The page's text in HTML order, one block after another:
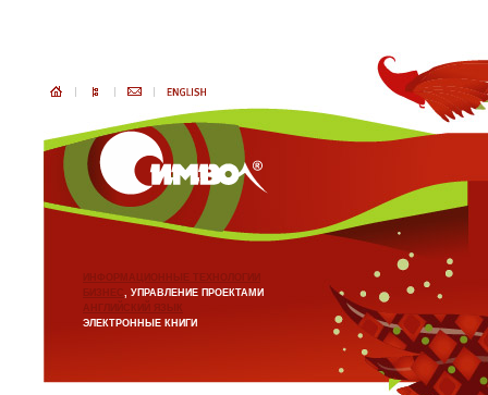
ИНФОРМАЦИОННЫЕ ТЕХНОЛОГИИ
БИЗНЕС, УПРАВЛЕНИЕ ПРОЕКТАМИ
АНГЛИЙСКИЙ ЯЗЫК
ЭЛЕКТРОННЫЕ КНИГИ